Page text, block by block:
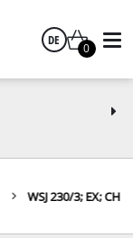
DE
0
WSJ 230/3; EX; CH